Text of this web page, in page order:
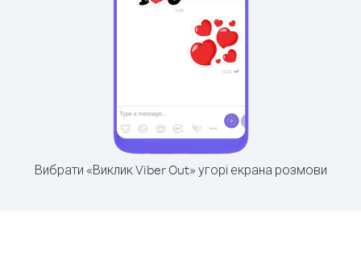
Вибрати «Виклик Viber Out» угорі екрана розмови